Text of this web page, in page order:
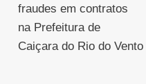
Post
fraudes em contratos
na Prefeitura de
Caiçara do Rio do Vento